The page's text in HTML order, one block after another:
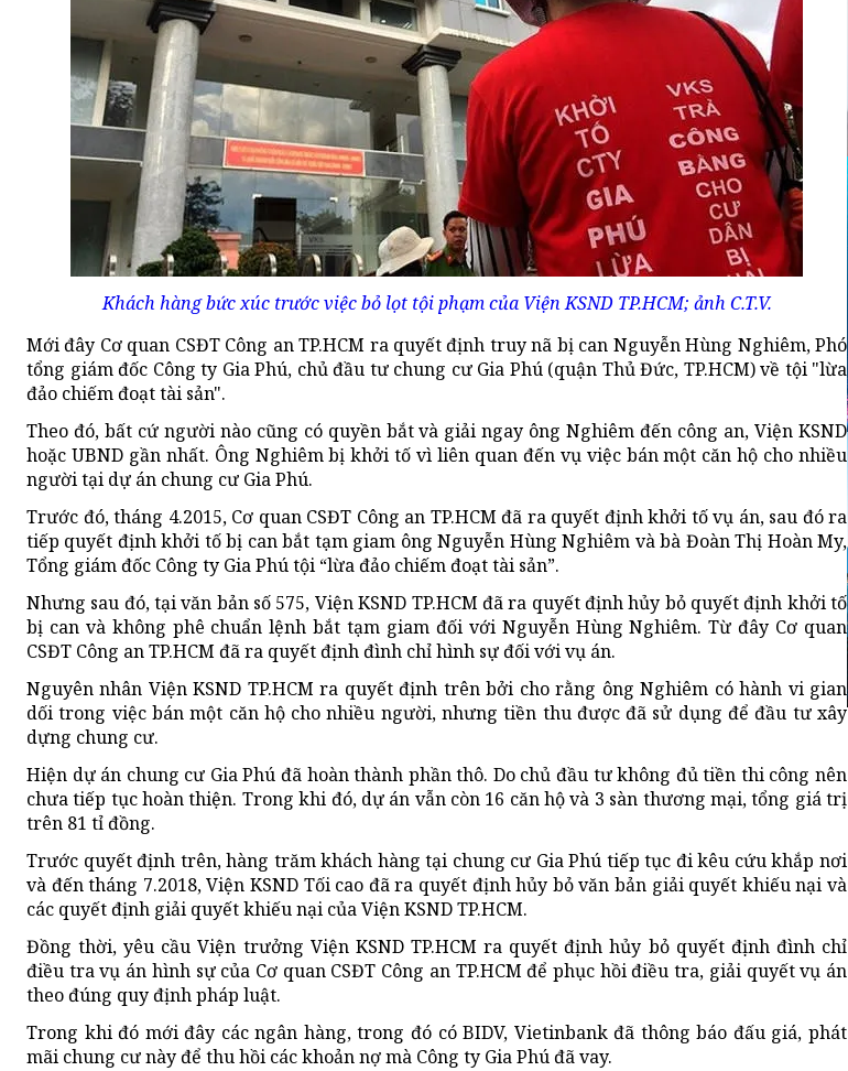
Khách hàng bức xúc trước việc bỏ lọt tội phạm của Viện KSND TP.HCM; ảnh C.T.V.
Mới đây Cơ quan CSĐT Công an TP.HCM ra quyết định truy nã bị can Nguyễn Hùng Nghiêm, Phó
tổng giám đốc Công ty Gia Phú, chủ đầu tư chung cư Gia Phú (quận Thủ Đức, TP.HCM) về tội "lừa
đảo chiếm đoạt tài sản".
Theo đó, bất cứ người nào cũng có quyền bắt và giải ngay ông Nghiêm đến công an, Viện KSND
hoặc UBND gần nhất. Ông Nghiêm bị khởi tố vì liên quan đến vụ việc bán một căn hộ cho nhiều
người tại dự án chung cư Gia Phú.
Trước đó, tháng 4.2015, Cơ quan CSĐT Công an TP.HCM đã ra quyết định khởi tố vụ án, sau đó ra
tiếp quyết định khởi tố bị can bắt tạm giam ông Nguyễn Hùng Nghiêm và bà Đoàn Thị Hoàn My,
Tổng giám đốc Công ty Gia Phú tội “lừa đảo chiếm đoạt tài sản”.
Nhưng sau đó, tại văn bản số 575, Viện KSND TP.HCM đã ra quyết định hủy bỏ quyết định khởi tố
bị can và không phê chuẩn lệnh bắt tạm giam đối với Nguyễn Hùng Nghiêm. Từ đây Cơ quan
CSĐT Công an TP.HCM đã ra quyết định đình chỉ hình sự đối với vụ án.
Nguyên nhân Viện KSND TP.HCM ra quyết định trên bởi cho rằng ông Nghiêm có hành vi gian
dối trong việc bán một căn hộ cho nhiều người, nhưng tiền thu được đã sử dụng để đầu tư xây
dựng chung cư.
Hiện dự án chung cư Gia Phú đã hoàn thành phần thô. Do chủ đầu tư không đủ tiền thi công nên
chưa tiếp tục hoàn thiện. Trong khi đó, dự án vẫn còn 16 căn hộ và 3 sàn thương mại, tổng giá trị
trên 81 tỉ đồng.
Trước quyết định trên, hàng trăm khách hàng tại chung cư Gia Phú tiếp tục đi kêu cứu khắp nơi
và đến tháng 7.2018, Viện KSND Tối cao đã ra quyết định hủy bỏ văn bản giải quyết khiếu nại và
các quyết định giải quyết khiếu nại của Viện KSND TP.HCM.
Đồng thời, yêu cầu Viện trưởng Viện KSND TP.HCM ra quyết định hủy bỏ quyết định đình chỉ
điều tra vụ án hình sự của Cơ quan CSĐT Công an TP.HCM để phục hồi điều tra, giải quyết vụ án
theo đúng quy định pháp luật.
Trong khi đó mới đây các ngân hàng, trong đó có BIDV, Vietinbank đã thông báo đấu giá, phát
mãi chung cư này để thu hồi các khoản nợ mà Công ty Gia Phú đã vay.